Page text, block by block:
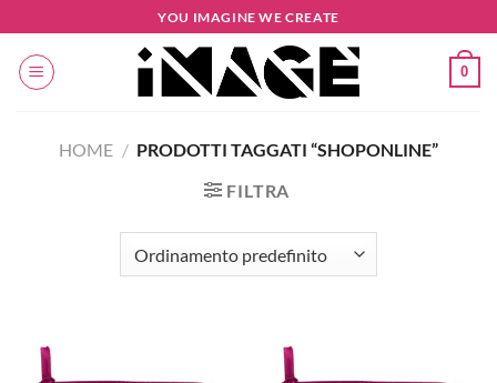
ai
contenuti
YOU IMAGINE WE CREATE
0
HOME / PRODOTTI TAGGATI “SHOPONLINE”
FILTRA